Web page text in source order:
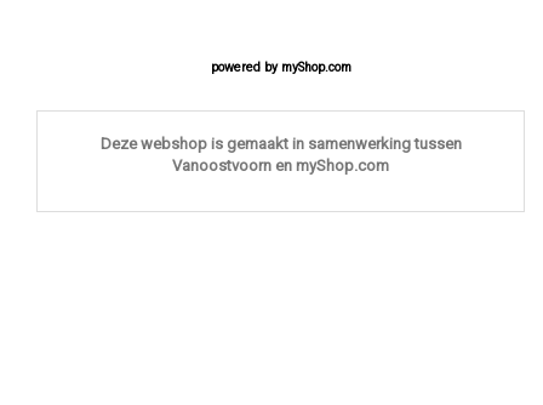
powered by myShop.com
Deze webshop is gemaakt in samenwerking tussen
Vanoostvoorn en myShop.com